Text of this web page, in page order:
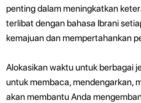
penting dalam meningkatkan
terlibat dengan bahasa Ibrani
kemajuan dan mempertahankan
Alokasikan waktu untuk berbagai
untuk membaca, mendengarkan,
akan membantu Anda